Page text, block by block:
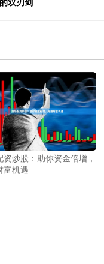
资炒股：助你资金倍增，
富机遇